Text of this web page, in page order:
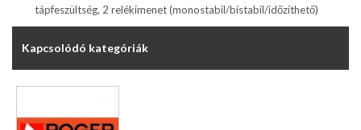
tápfeszültség, 2 relékimenet (monostabil/bistabil/időzíthető)
Kapcsolódó kategóriák